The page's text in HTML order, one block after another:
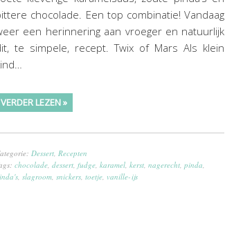
chocolade. Een top combinatie! Vandaag
een herinnering aan vroeger en natuurlijk
te simpele, recept. Twix of Mars Als klein
VERDER LEZEN »
Dessert Recepten
chocolade dessert fudge karamel kerst nagerecht pinda
slagroom snickers toetje vanille-ijs